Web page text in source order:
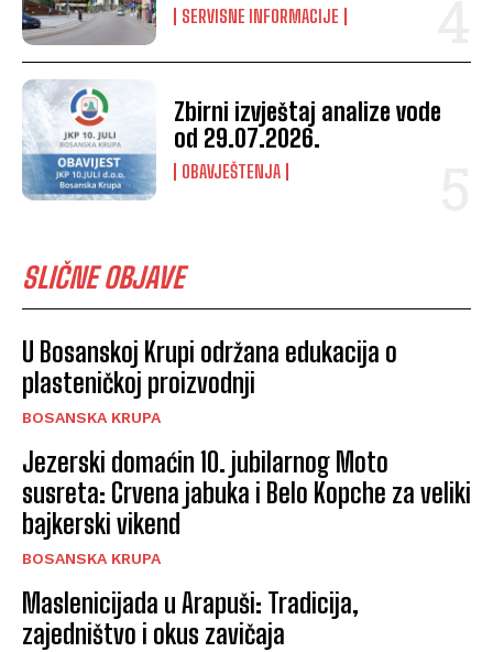
SERVISNE INFORMACIJE
Zbirni izvještaj analize vode
od 29.07.2026.
OBAVJEŠTENJA
SLIČNE OBJAVE
U Bosanskoj Krupi održana edukacija o
plasteničkoj proizvodnji
BOSANSKA KRUPA
Jezerski domaćin 10. jubilarnog Moto
susreta: Crvena jabuka i Belo Kopche za veliki
bajkerski vikend
BOSANSKA KRUPA
Maslenicijada u Arapuši: Tradicija,
zajedništvo i okus zavičaja